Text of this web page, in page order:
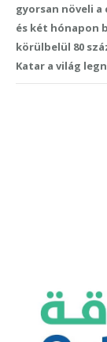
gyorsan növeli
és két hónapon
körülbelül 80
Katar a világ